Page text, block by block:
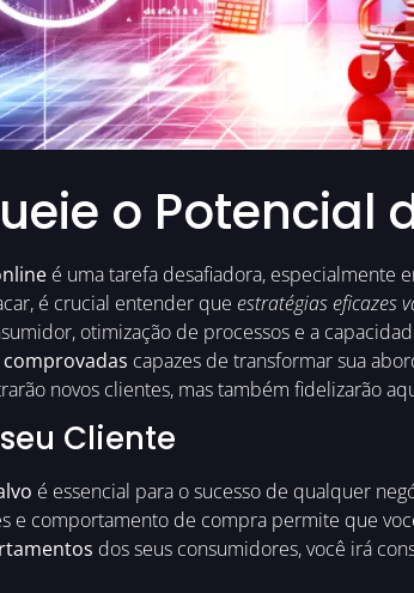
o Potencial
é uma tarefa desafiadora, especialmente
é crucial entender que estratégias eficazes
otimização de processos e a
capazes de transformar sua
novos clientes, mas também fidelizarão
Cliente
é essencial para o sucesso de qualquer
e comportamento de compra permite que
dos seus consumidores, você irá